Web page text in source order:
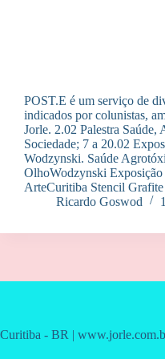
POST.E é um serviço de
indicados por colunistas,
Jorle. 2.02 Palestra Saúde,
Sociedade; 7 a 20.02
Wodzynski. Saúde
OlhoWodzynski
ArteCuritiba Stencil
Ricardo Goswod
Curitiba - BR |